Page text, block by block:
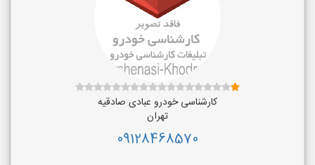
کارشناسی خودرو عبادی صادقیه
تهران
09128468570